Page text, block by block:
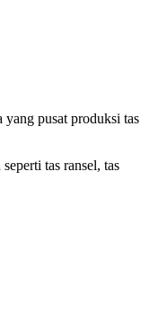
yang pusat produksi tas
tas ransel, tas